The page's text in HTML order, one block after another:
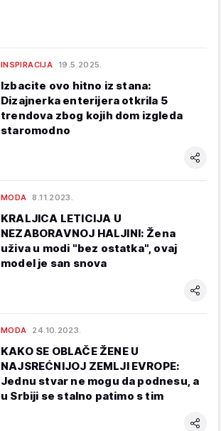
INSPIRACIJA 19.5.2025.
Izbacite ovo hitno iz stana:
Dizajnerka enterijera otkrila 5
trendova zbog kojih dom izgleda
staromodno
MODA 8.11.2023.
KRALJICA LETICIJA U
NEZABORAVNOJ HALJINI: Žena
uživa u modi "bez ostatka", ovaj
model je san snova
MODA 24.10.2023.
KAKO SE OBLAČE ŽENE U
NAJSREĆNIJOJ ZEMLJI EVROPE:
Jednu stvar ne mogu da podnesu, a
u Srbiji se stalno patimo s tim